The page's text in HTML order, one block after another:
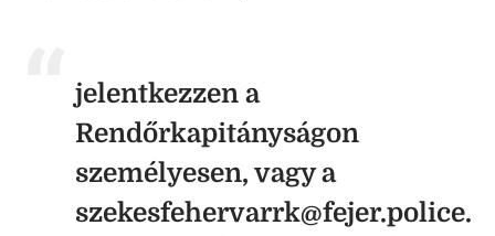
jelentkezzen a
Rendőrkapitányságon
személyesen, vagy a
szekesfehervarrk@fejer.police.